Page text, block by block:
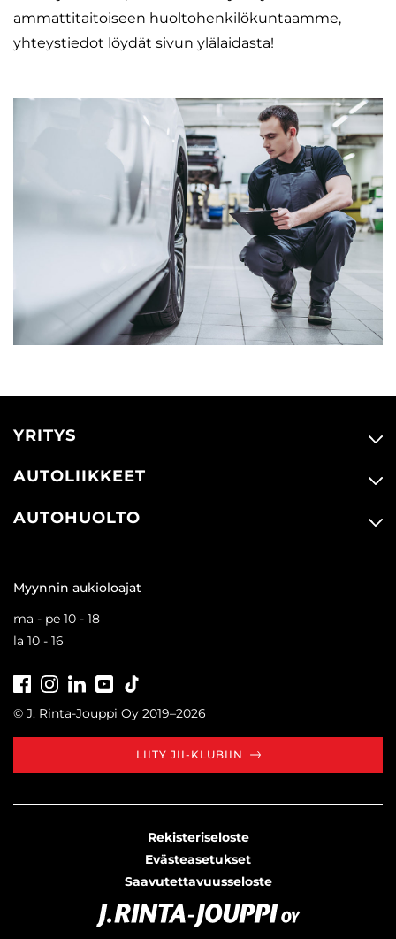
ammattitaitoiseen huoltohenkilökuntaamme,
yhteystiedot löydät sivun ylälaidasta!
YRITYS
AUTOLIIKKEET
AUTOHUOLTO
Myynnin aukioloajat
ma - pe 10 - 18
la 10 - 16
FacebookInstagramLinkedInYoutube
© J. Rinta-Jouppi Oy 2019–2026
LIITY JII-KLUBIIN
Rekisteriseloste
Evästeasetukset
Saavutettavuusseloste